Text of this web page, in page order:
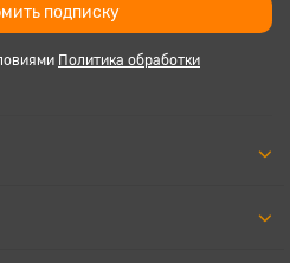
подписку
Политика обработки